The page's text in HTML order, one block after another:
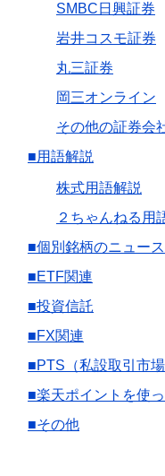
SMBC日興証券
岩井コスモ証券
丸三証券
岡三オンライン
その他の証券会
■用語解説
株式用語解説
２ちゃんねる用
■個別銘柄のニュース
■ETF関連
■投資信託
■FX関連
■PTS（私設取引市
■楽天ポイントを使
■その他